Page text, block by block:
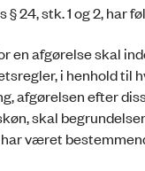
24, stk. 1 og 2, har
en afgørelse skal
i henhold til
afgørelsen efter
skal
har været